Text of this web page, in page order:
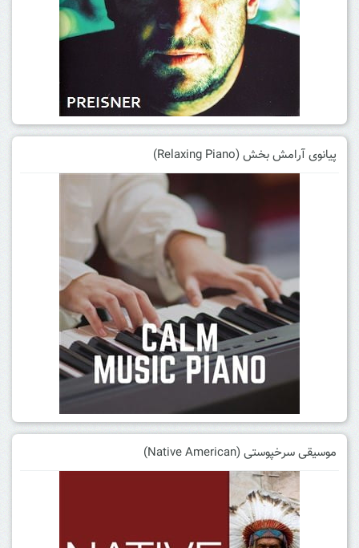
پیانوی آرامش بخش (Relaxing Piano)
موسیقی سرخپوستی (Native American)